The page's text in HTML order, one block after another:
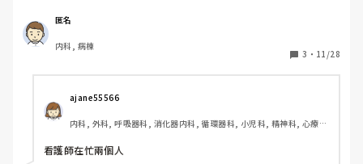
困った泣
そして話聞かない始末
匿名
内科, 病棟
3 ・ 11/28
ajane55566
内科, 外科, 呼吸器科, 消化器内科, 循環器科, 小児科, 精神科, 心療内
ナース, 訪問看護, 介護施設, 老健施設, 離職中, 保健師, 神経内科, 消
化器外科, 保育園・学校, 小規模多機能, 看護多機能, 助産師
看護師在忙兩個人